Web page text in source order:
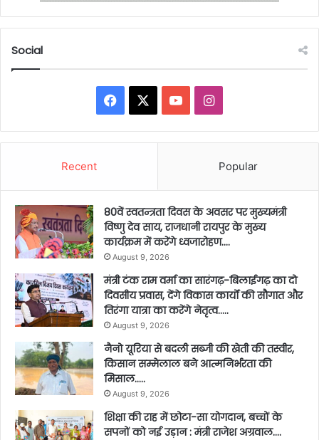
Social
Facebook YouTubeInstagram
Recent Popular
80वें स्वतन्त्रता दिवस के अवसर पर मुख्यमंत्री
विष्णु देव साय, राजधानी रायपुर के मुख्य
कार्यक्रम में करेंगे ध्वजारोहण….
August 9, 2026
मंत्री टंक राम वर्मा का सारंगढ़-बिलाईगढ़ का दो
दिवसीय प्रवास, देंगे विकास कार्यों की सौगात और
तिरंगा यात्रा का करेंगे नेतृत्व…..
August 9, 2026
नैनो यूरिया से बदली सब्जी की खेती की तस्वीर,
किसान सम्मेलाल बने आत्मनिर्भरता की
मिसाल…..
August 9, 2026
शिक्षा की राह में छोटा-सा योगदान, बच्चों के
सपनों को नई उड़ान : मंत्री राजेश अग्रवाल….